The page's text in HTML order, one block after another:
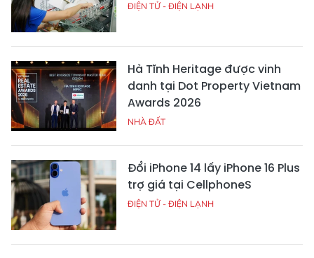
ĐIỆN TỬ - ĐIỆN LẠNH
Hà Tĩnh Heritage được vinh
danh tại Dot Property Vietnam
Awards 2026
NHÀ ĐẤT
Đổi iPhone 14 lấy iPhone 16 Plus
trợ giá tại CellphoneS
ĐIỆN TỬ - ĐIỆN LẠNH